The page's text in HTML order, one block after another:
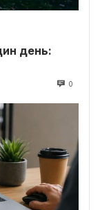
день:
0